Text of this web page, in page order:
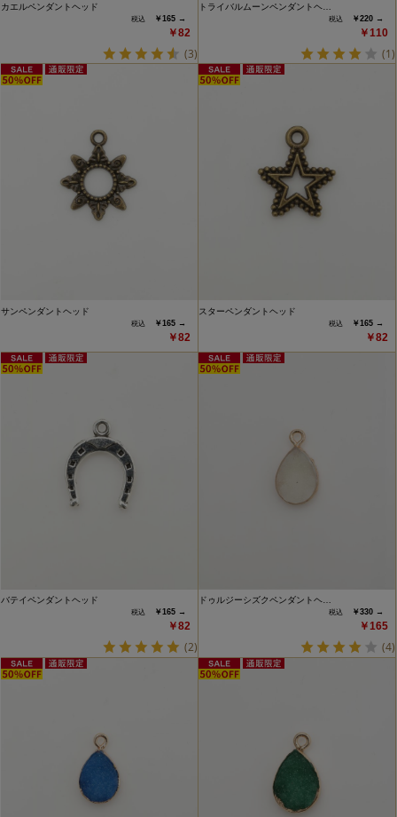
カエルペンダントヘッド
￥165 →
￥82
(3)
トライバルムーンペンダントヘ…
￥220 →
￥110
(1)
サンペンダントヘッド
￥165 →
￥82
スターペンダントヘッド
￥165 →
￥82
バテイペンダントヘッド
￥165 →
￥82
(2)
ドゥルジーシズクペンダントヘ…
￥330 →
￥165
(4)